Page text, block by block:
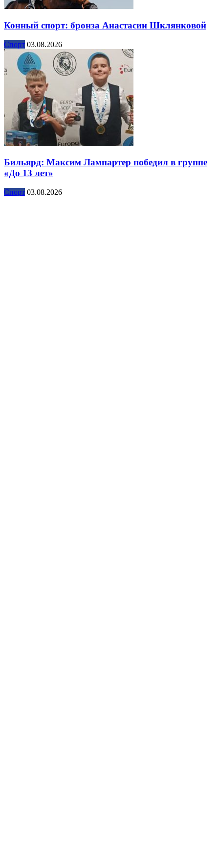
Конный спорт: бронза Анастасии Шклянковой
Спорт 03.08.2026
Бильярд: Максим Лампартер победил в группе
«До 13 лет»
Спорт 03.08.2026